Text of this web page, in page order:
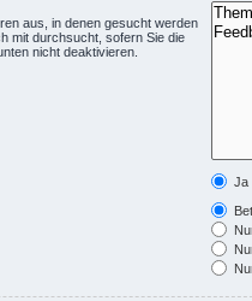
aus, in denen gesucht werden
mit durchsucht, sofern Sie die
nicht deaktivieren.
Ja